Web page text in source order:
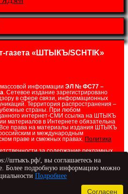
газета «ШТЫКЪ/SCHTIK»
массовой информации ЭЛ № ФС77 –
. Сетевое издание зарегистрировано
в сфере связи, информационных
Территория распространения –
страны. При любом
интернет-СМИ ссылка на ШТЫКЪ
материалов в Интернете обязательна
права на материалы издания ШТЫКЪ
и международным
праве и смежных правах. Политика
за содержание рекламных
lady.satir@yandex.ru
штыкъ.рф/, вы соглашаетесь на
Более подробную информацию можно
Подробнее
Согласен